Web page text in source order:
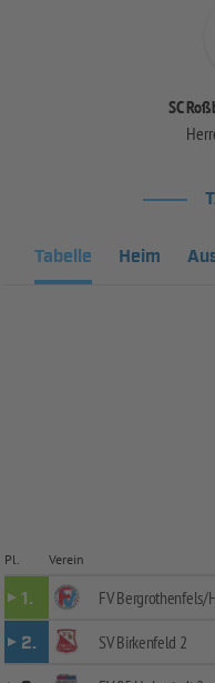
SC
Tabelle Heim
Pl. Verein
1. FV Bergrothenfels/
2.
SV Birkenfeld 2